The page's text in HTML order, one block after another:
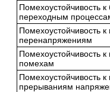
Помехоустойчивость
переходным
Помехоустойчивость
перенапряжениям
Помехоустойчивость
помехам
Помехоустойчивость
прерываниям